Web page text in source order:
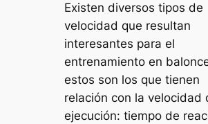
Existen diversos tipos de
velocidad que resultan
interesantes para el
entrenamiento en
estos son los que tienen
relación con la velocidad
ejecución: tiempo de